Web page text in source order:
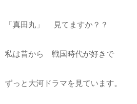
「真田丸」 見てますか？？
私は昔から 戦国時代が好きで
ずっと大河ドラマを見ています。